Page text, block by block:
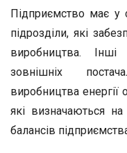
Підприємство має у
підрозділи, які
виробництва.
зовнішніх
виробництва
які визначаються
балансів